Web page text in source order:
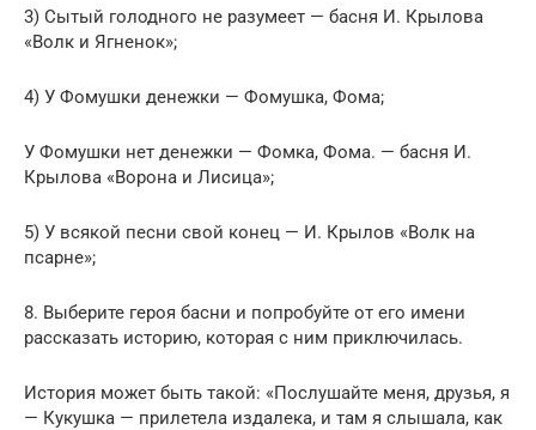
3) Сытый голодного не разумеет — басня И. Крылова
«Волк и Ягненок»;
4) У Фомушки денежки — Фомушка, Фома;
У Фомушки нет денежки — Фомка, Фома. — басня И.
Крылова «Ворона и Лисица»;
5) У всякой песни свой конец — И. Крылов «Волк на
псарне»;
8. Выберите героя басни и попробуйте от его имени
рассказать историю, которая с ним приключилась.
История может быть такой: «Послушайте меня, друзья, я
— Кукушка — прилетела издалека, и там я слышала, как